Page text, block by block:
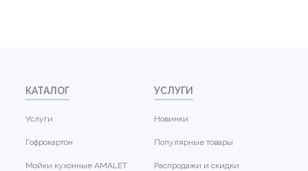
КАТАЛОГ
Услуги
Гофрокартон
Мойки кухонные AMALET
УСЛУГИ
Новинки
Популярные товары
Распродажи и скидки